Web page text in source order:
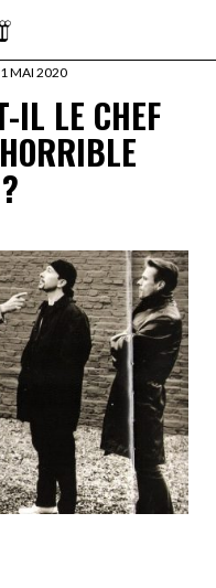
MAI 2020
IL LE CHEF